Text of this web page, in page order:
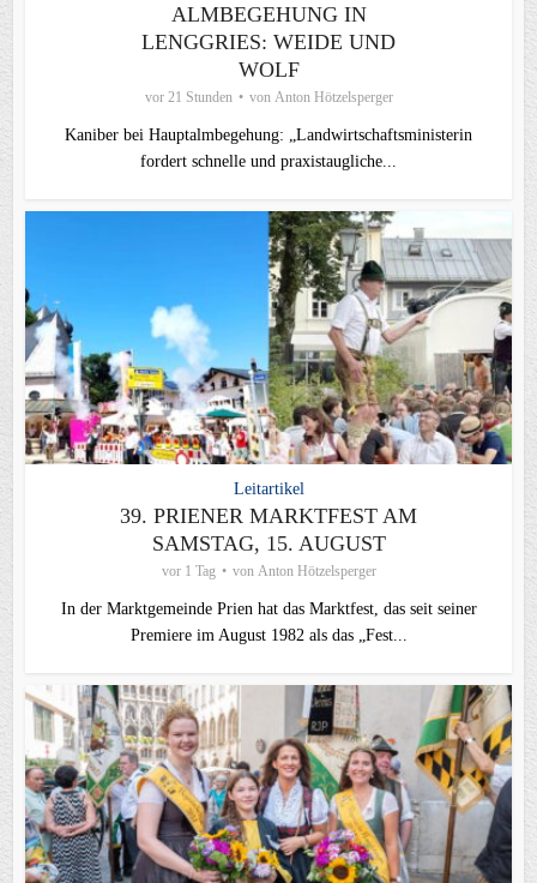
ALMBEGEHUNG IN
LENGGRIES: WEIDE UND
WOLF
vor 21 Stunden von Anton Hötzelsperger
Kaniber bei Hauptalmbegehung: „Landwirtschaftsministerin
fordert schnelle und praxistaugliche...
Leitartikel
39. PRIENER MARKTFEST AM
SAMSTAG, 15. AUGUST
vor 1 Tag von Anton Hötzelsperger
In der Marktgemeinde Prien hat das Marktfest, das seit seiner
Premiere im August 1982 als das „Fest...